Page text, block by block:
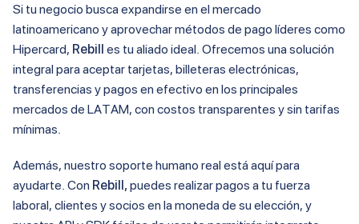
Si tu negocio busca expandirse en el mercado
latinoamericano y aprovechar métodos de pago líderes como
Hipercard, Rebill es tu aliado ideal. Ofrecemos una solución
integral para aceptar tarjetas, billeteras electrónicas,
transferencias y pagos en efectivo en los principales
mercados de LATAM, con costos transparentes y sin tarifas
mínimas.
Además, nuestro soporte humano real está aquí para
ayudarte. Con Rebill, puedes realizar pagos a tu fuerza
laboral, clientes y socios en la moneda de su elección, y